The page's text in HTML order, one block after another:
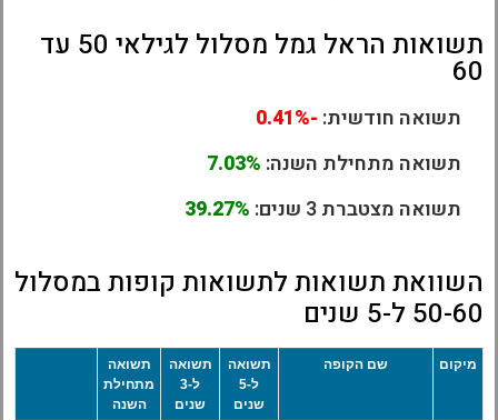
תשואות הראל גמל מסלול לגילאי 50 עד
60
תשואה חודשית: -0.41%
תשואה מתחילת השנה: 7.03%
תשואה מצטברת 3 שנים:
39.27%
השוואת תשואות לתשואות קופות במסלול
50-60 ל-5 שנים
מיקום שם הקופה
תשואה
ל-5
שנים
תשואה
ל-3
שנים
תשואה
מתחילת
השנה